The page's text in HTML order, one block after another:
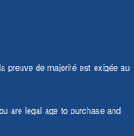
preuve de majorité est exigée au
are legal age to purchase and